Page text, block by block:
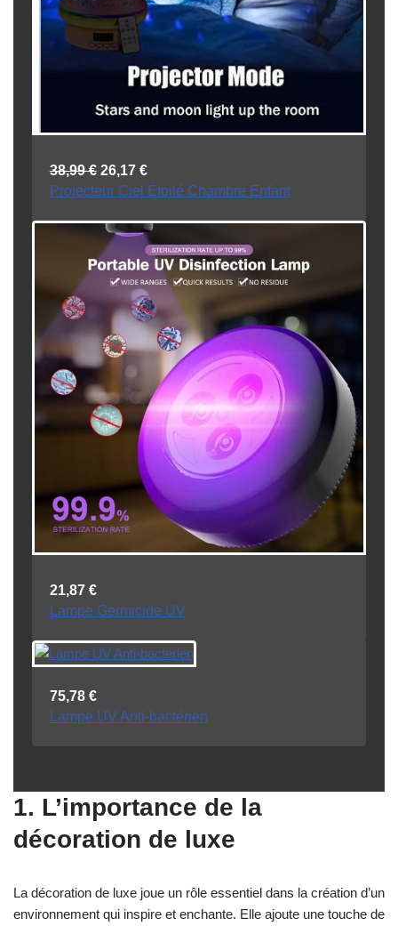
38,99€ 26,17 €
Projecteur Ciel Étoilé Chambre Enfant
21,87 €
Lampe Germicide UV
75,78 €
Lampe UV Anti-bactérien
1. L’importance de la
décoration de luxe
La décoration de luxe joue un rôle essentiel dans la création d’un
environnement qui inspire et enchante. Elle ajoute une touche de